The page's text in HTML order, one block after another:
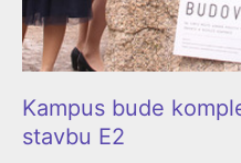
Kampus bude
stavbu E2